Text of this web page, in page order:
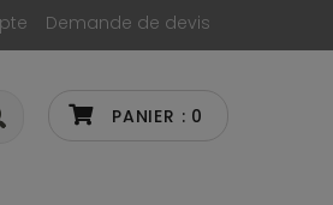
Demande de devis
PANIER : 0